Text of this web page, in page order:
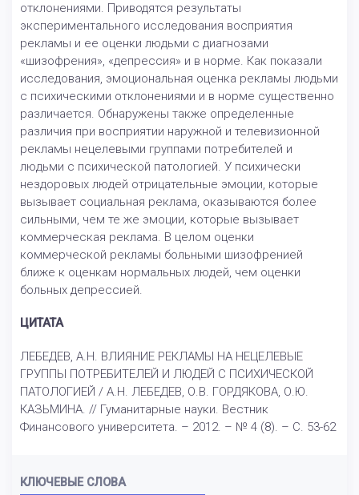
отклонениями. Приводятся результаты
экспериментального исследования восприятия
рекламы и ее оценки людьми с диагнозами
«шизофрения», «депрессия» и в норме. Как показали
исследования, эмоциональная оценка рекламы людьми
с психическими отклонениями и в норме существенно
различается. Обнаружены также определенные
различия при восприятии наружной и телевизионной
рекламы нецелевыми группами потребителей и
людьми с психической патологией. У психически
нездоровых людей отрицательные эмоции, которые
вызывает социальная реклама, оказываются более
сильными, чем те же эмоции, которые вызывает
коммерческая реклама. В целом оценки
коммерческой рекламы больными шизофренией
ближе к оценкам нормальных людей, чем оценки
больных депрессией.
ЦИТАТА
ЛЕБЕДЕВ, А.Н. ВЛИЯНИЕ РЕКЛАМЫ НА НЕЦЕЛЕВЫЕ
ГРУППЫ ПОТРЕБИТЕЛЕЙ И ЛЮДЕЙ С ПСИХИЧЕСКОЙ
ПАТОЛОГИЕЙ / А.Н. ЛЕБЕДЕВ, О.В. ГОРДЯКОВА, О.Ю.
КАЗЬМИНА. // Гуманитарные науки. Вестник
Финансового университета. – 2012. – № 4 (8). – С. 53-62
КЛЮЧЕВЫЕ СЛОВА